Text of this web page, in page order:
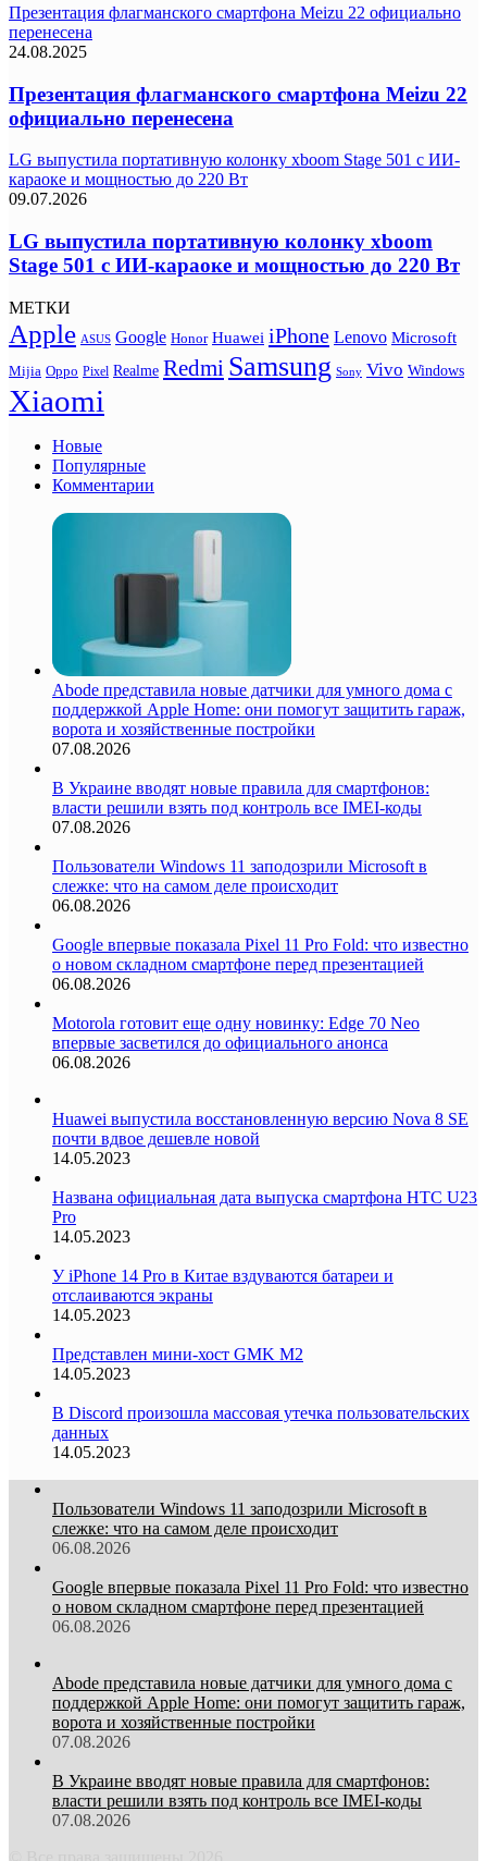
Презентация флагманского смартфона Meizu 22 официально
перенесена
24.08.2025
Презентация флагманского смартфона Meizu 22
официально перенесена
LG выпустила портативную колонку xboom Stage 501 с ИИ-
караоке и мощностью до 220 Вт
09.07.2026
LG выпустила портативную колонку xboom
Stage 501 с ИИ-караоке и мощностью до 220 Вт
МЕТКИ
Apple ASUS Google Honor Huawei iPhone Lenovo Microsoft
Mijia Oppo Pixel Realme Redmi Samsung Sony Vivo Windows
Xiaomi
Новые
Популярные
Комментарии
Abode представила новые датчики для умного дома с
поддержкой Apple Home: они помогут защитить гараж,
ворота и хозяйственные постройки
07.08.2026
В Украине вводят новые правила для смартфонов:
власти решили взять под контроль все IMEI-коды
07.08.2026
Пользователи Windows 11 заподозрили Microsoft в
слежке: что на самом деле происходит
06.08.2026
Google впервые показала Pixel 11 Pro Fold: что известно
о новом складном смартфоне перед презентацией
06.08.2026
Motorola готовит еще одну новинку: Edge 70 Neo
впервые засветился до официального анонса
06.08.2026
Huawei выпустила восстановленную версию Nova 8 SE
почти вдвое дешевле новой
14.05.2023
Названа официальная дата выпуска смартфона HTC U23
Pro
14.05.2023
У iPhone 14 Pro в Китае вздуваются батареи и
отслаиваются экраны
14.05.2023
Представлен мини-хост GMK M2
14.05.2023
В Discord произошла массовая утечка пользовательских
данных
14.05.2023
Пользователи Windows 11 заподозрили Microsoft в
слежке: что на самом деле происходит
06.08.2026
Google впервые показала Pixel 11 Pro Fold: что известно
о новом складном смартфоне перед презентацией
06.08.2026
Abode представила новые датчики для умного дома с
поддержкой Apple Home: они помогут защитить гараж,
ворота и хозяйственные постройки
07.08.2026
В Украине вводят новые правила для смартфонов:
власти решили взять под контроль все IMEI-коды
07.08.2026